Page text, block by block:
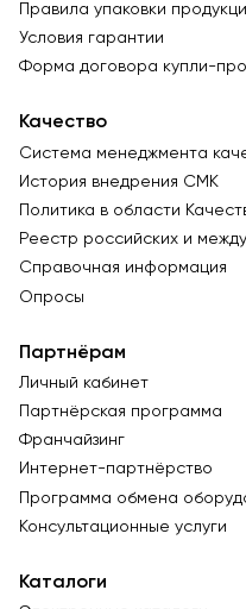
Правила упаковки
Условия гарантии
Форма договора купли-
Качество
Система менеджмента
История внедрения СМК
Политика в области
Реестр российских и
Справочная информация
Опросы
Партнёрам
Личный кабинет
Партнёрская программа
Франчайзинг
Интернет-партнёрство
Программа обмена
Консультационные услуги
Каталоги